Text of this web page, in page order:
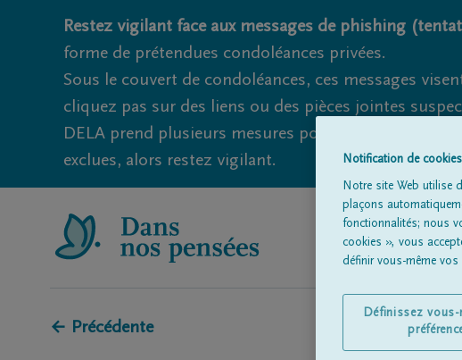
Restez vigilant face aux messages de phishing
forme de prétendues condoléances privées.
Sous le couvert de condoléances, ces messages
cliquez pas sur des liens ou des pièces jointes
DELA prend plusieurs mesures pour éviter cela.
exclues, alors restez vigilant.
← Précédente
Notification de cookies
Notre site Web utilise
plaçons
fonctionnalités; nous
cookies », vous
définir vous-même vos
Définissez vous-